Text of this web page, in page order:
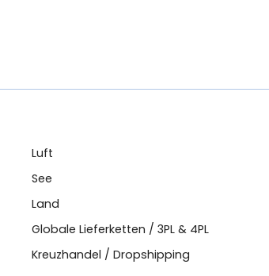
Luft
See
Land
Globale Lieferketten / 3PL & 4PL
Kreuzhandel / Dropshipping